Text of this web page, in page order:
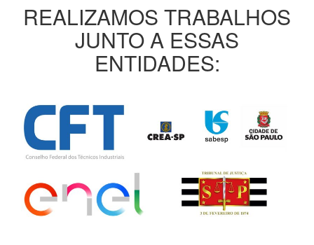
REALIZAMOS TRABALHOS
JUNTO A ESSAS
ENTIDADES: